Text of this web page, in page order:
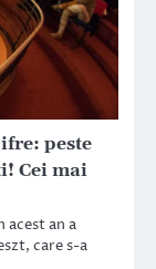
peste
Cei mai
acest an a
care s-a